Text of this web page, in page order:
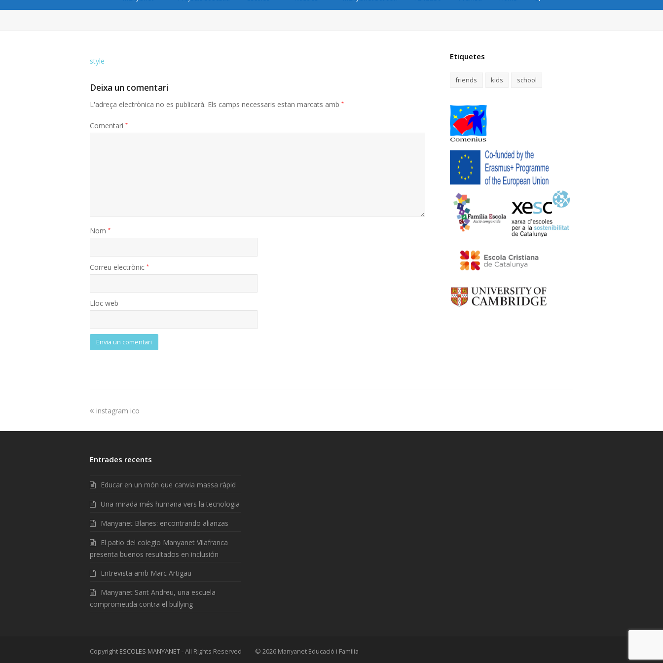
style
Deixa un comentari
L'adreça electrònica no es publicarà. Els camps necessaris estan marcats amb *
Comentari *
Nom *
Correu electrònic *
Lloc web
Etiquetes
friends kids school
instagram ico
Entrades recents
Educar en un món que canvia massa ràpid
Una mirada més humana vers la tecnologia
Manyanet Blanes: encontrando alianzas
El patio del colegio Manyanet Vilafranca
presenta buenos resultados en inclusión
Entrevista amb Marc Artigau
Manyanet Sant Andreu, una escuela
comprometida contra el bullying
Copyright ESCOLES MANYANET- All Rights Reserved © 2026 Manyanet Educació i Família